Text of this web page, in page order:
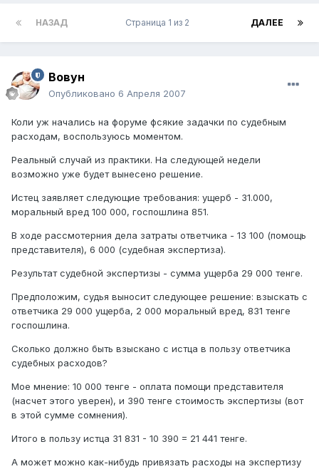
НАЗАД ДАЛЕЕ
Страница 1 из 2
Вовун
Опубликовано 6 Апреля 2007
Коли уж начались на форуме фсякие задачки по судебным
расходам, воспользуюсь моментом.
Реальный случай из практики. На следующей недели
возможно уже будет вынесено решение.
Истец заявляет следующие требования: ущерб - 31.000,
моральный вред 100 000, госпошлина 851.
В ходе рассмотерния дела затраты ответчика - 13 100 (помощь
представителя), 6 000 (судебная экспертиза).
Результат судебной экспертизы - сумма ущерба 29 000 тенге.
Предположим, судья выносит следующее решение: взыскать с
ответчика 29 000 ущерба, 2 000 моральный вред, 831 тенге
госпошлина.
Сколько должно быть взыскано с истца в пользу ответчика
судебных расходов?
Мое мнение: 10 000 тенге - оплата помощи представителя
(насчет этого уверен), и 390 тенге стоимость экспертизы (вот
в этой сумме сомнения).
Итого в пользу истца 31 831 - 10 390 = 21 441 тенге.
А может можно как-нибудь привязать расходы на экспертизу